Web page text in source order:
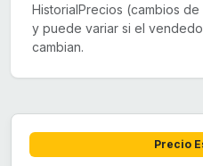
HistorialPrecios (cambios
y puede variar si el
cambian.
Precio